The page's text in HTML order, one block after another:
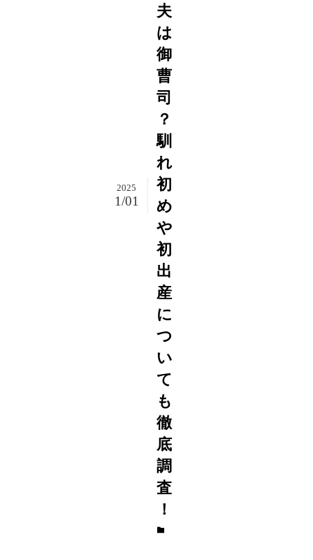
夫
は
御
曹
司
？
馴
れ
初
め
や
初
出
産
に
つ
い
て
も
徹
底
調
査
！
2025
1/01